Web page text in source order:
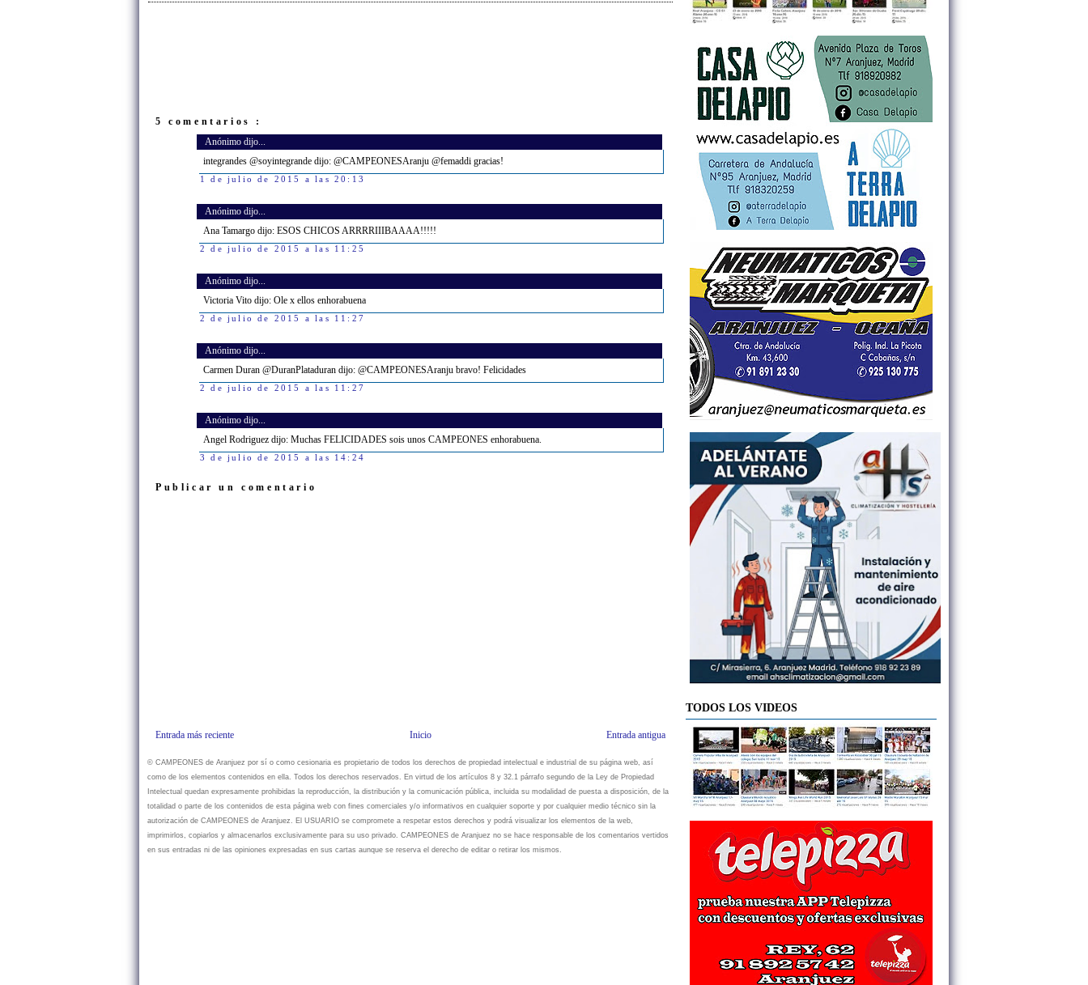
5 comentarios :
Anónimo dijo...
integrandes @soyintegrande dijo: @CAMPEONESAranju @femaddi gracias!
1 de julio de 2015 a las 20:13
Anónimo dijo...
Ana Tamargo dijo: ESOS CHICOS ARRRRIIIBAAAA!!!!!
2 de julio de 2015 a las 11:25
Anónimo dijo...
Victoria Vito dijo: Ole x ellos enhorabuena
2 de julio de 2015 a las 11:27
Anónimo dijo...
Carmen Duran @DuranPlataduran dijo: @CAMPEONESAranju bravo! Felicidades
2 de julio de 2015 a las 11:27
Anónimo dijo...
Angel Rodriguez dijo: Muchas FELICIDADES sois unos CAMPEONES enhorabuena.
3 de julio de 2015 a las 14:24
Publicar un comentario
Entrada más reciente Entrada antigua
Inicio
© CAMPEONES de Aranjuez por sí o como cesionaria es propietario de todos los derechos de propiedad intelectual e industrial de su página web, así
como de los elementos contenidos en ella. Todos los derechos reservados. En virtud de los artículos 8 y 32.1 párrafo segundo de la Ley de Propiedad
Intelectual quedan expresamente prohibidas la reproducción, la distribución y la comunicación pública, incluida su modalidad de puesta a disposición, de la
totalidad o parte de los contenidos de esta página web con fines comerciales y/o informativos en cualquier soporte y por cualquier medio técnico sin la
autorización de CAMPEONES de Aranjuez. El USUARIO se compromete a respetar estos derechos y podrá visualizar los elementos de la web,
imprimirlos, copiarlos y almacenarlos exclusivamente para su uso privado. CAMPEONES de Aranjuez no se hace responsable de los comentarios vertidos
en sus entradas ni de las opiniones expresadas en sus cartas aunque se reserva el derecho de editar o retirar los mismos.
TODOS LOS VIDEOS